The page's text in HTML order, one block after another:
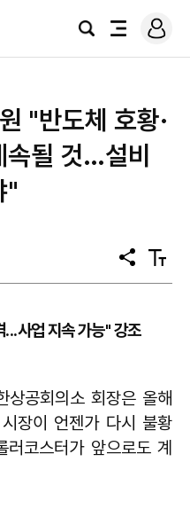
검
전
로
그
"반도체 호황·
될 것…설비
"
공
유
텍
스
사업 지속 가능" 강조
공회의소 회장은 올해
장이 언젠가 다시 불황
코스터가 앞으로도 계